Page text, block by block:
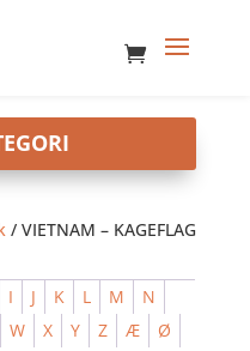
/ VIETNAM – KAGEFLAG
I J K L M
N
W X Y Z Æ
Ø